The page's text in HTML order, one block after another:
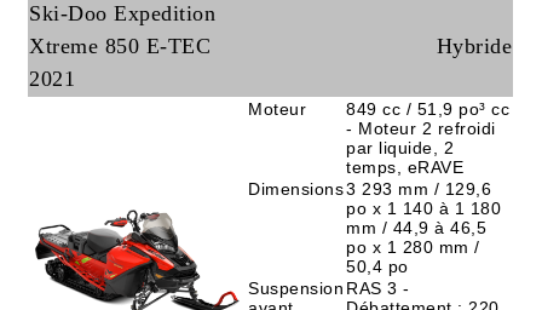
Ski-Doo Expedition
Xtreme 850 E-TEC
2021
Hybride
Moteur
849 cc / 51,9 po³ cc
- Moteur 2 refroidi
par liquide, 2
temps, eRAVE
Dimensions3 293 mm / 129,6
po x 1 140 à 1 180
mm / 44,9 à 46,5
po x 1 280 mm /
50,4 po
Suspension RAS 3 -